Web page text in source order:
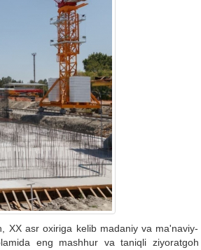
XX asr oxiriga kelib madaniy va ma'naviy-
eng mashhur va taniqli ziyoratgoh